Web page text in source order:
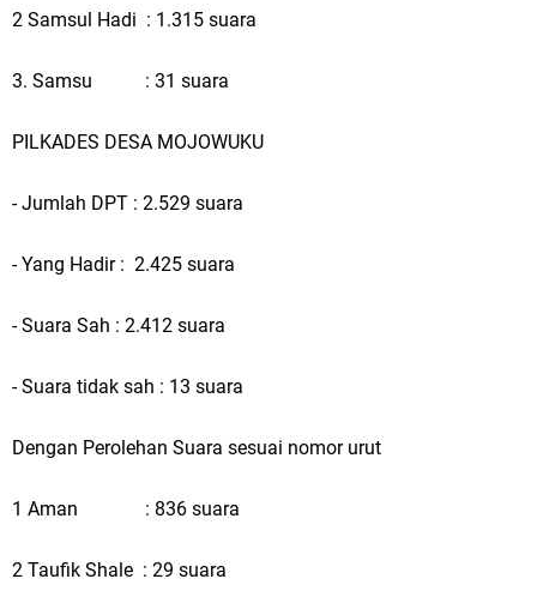
Qurban dari Bupati & Kepala DPMPTSP Gresik
Keluarga Besar dr. Titin Ekowati RS Wates Husada Balongpanggang
RT 03 RW 01 Patra Raya Rosewood Cerme Gresik Berbenah dan
2 Samsul Hadi : 1.315 suara
3. Samsu : 31 suara
PILKADES DESA MOJOWUKU
- Jumlah DPT : 2.529 suara
- Yang Hadir : 2.425 suara
- Suara Sah : 2.412 suara
- Suara tidak sah : 13 suara
Dengan Perolehan Suara sesuai nomor urut
1 Aman : 836 suara
2 Taufik Shale : 29 suara